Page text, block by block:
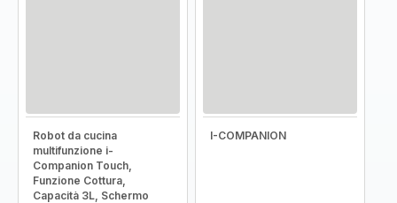
Robot da cucina
multifunzione i-
Companion Touch,
Funzione Cottura,
Capacità 3L, Schermo
I-COMPANION